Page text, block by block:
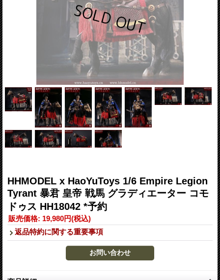
HHMODEL x HaoYuToys 1/6 Empire Legion
Tyrant 暴君 皇帝 戦馬 グラディエーター コモ
ドゥス HH18042 *予約
販売価格: 19,980円(税込)
返品特約に関する重要事項